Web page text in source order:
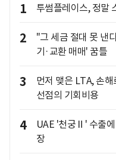
1 투썸플레이스, 정말
2
"그 세금 절대 못 낸
기·교환 매매' 꿈틀
3
먼저 맺은 LTA, 손
선점의 기회비용
4
UAE '천궁Ⅱ' 수출
장